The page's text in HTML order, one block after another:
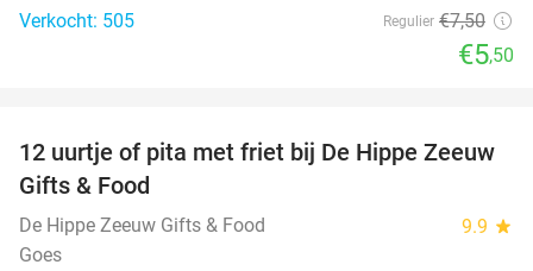
Verkocht: 505 Regulier €7,50
€5,50
33%
12 uurtje of pita met friet bij De Hippe Zeeuw
Gifts & Food
De Hippe Zeeuw Gifts & Food 9.9 star
Goes